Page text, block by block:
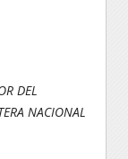
DEL
NACIONAL